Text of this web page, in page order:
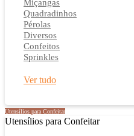
Miçangas
Quadradinhos
Pérolas
Diversos
Confeitos
Sprinkles
Ver tudo
Utensílios para Confeitar
Utensílios para Confeitar